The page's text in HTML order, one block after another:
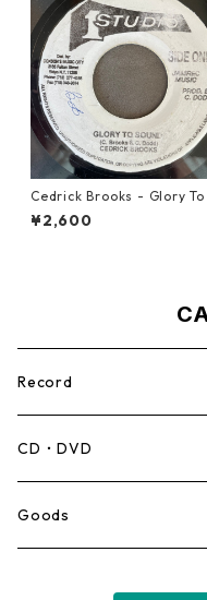
Cedrick Brooks - Glory To
ounds【7-21786】
¥2,600
Record
Mento,Calypso,Ballad
Ska
CD・DVD
Goods